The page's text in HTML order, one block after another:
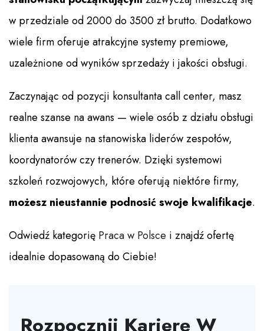
w przedziale od 2000 do 3500 zł brutto. Dodatkowo
wiele firm oferuje atrakcyjne systemy premiowe,
uzależnione od wyników sprzedaży i jakości obsługi.
Zaczynając od pozycji konsultanta call center, masz
realne szanse na awans — wiele osób z działu obsługi
klienta awansuje na stanowiska liderów zespołów,
koordynatorów czy trenerów. Dzięki systemowi
szkoleń rozwojowych, które oferują niektóre firmy,
możesz nieustannie podnosić swoje kwalifikacje.
Odwiedź kategorię Praca w Polsce i znajdź ofertę
idealnie dopasowaną do Ciebie!
Rozpocznij Karierę W